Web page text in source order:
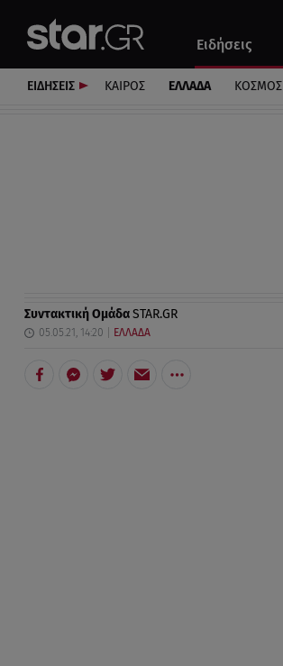
Ειδήσεις
Αυτοκίνητο
ΕΙΔΗΣΕΙΣ ΚΑΙΡΟΣ ΕΛΛΑΔΑ ΚΟΣΜΟΣ
Συντακτική ΟμάδαSTAR.GR
05.05.21, 14:20 ΕΛΛΑΔΑ